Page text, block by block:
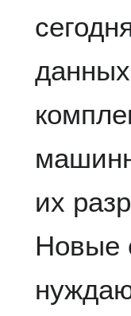
их
Новые